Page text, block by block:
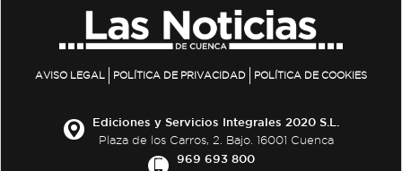
AVISO LEGAL POLÍTICA DE PRIVACIDAD POLÍTICA DE COOKIES
Ediciones y Servicios Integrales 2020 S.L.
Plaza de los Carros, 2. Bajo. 16001 Cuenca
969 693 800